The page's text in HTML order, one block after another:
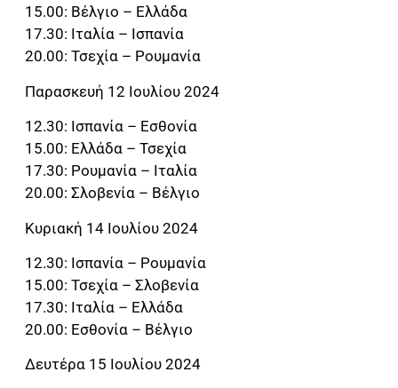
15.00: Βέλγιο – Ελλάδα
17.30: Ιταλία – Ισπανία
20.00: Τσεχία – Ρουμανία
Παρασκευή 12 Ιουλίου 2024
12.30: Ισπανία – Εσθονία
15.00: Ελλάδα – Τσεχία
17.30: Ρουμανία – Ιταλία
20.00: Σλοβενία – Βέλγιο
Κυριακή 14 Ιουλίου 2024
12.30: Ισπανία – Ρουμανία
15.00: Τσεχία – Σλοβενία
17.30: Ιταλία – Ελλάδα
20.00: Εσθονία – Βέλγιο
Δευτέρα 15 Ιουλίου 2024